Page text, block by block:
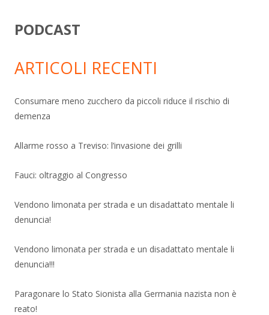
PODCAST
ARTICOLI RECENTI
Consumare meno zucchero da piccoli riduce il rischio di
demenza
Allarme rosso a Treviso: l’invasione dei grilli
Fauci: oltraggio al Congresso
Vendono limonata per strada e un disadattato mentale li
denuncia!
Vendono limonata per strada e un disadattato mentale li
denuncia!!!
Paragonare lo Stato Sionista alla Germania nazista non è
reato!